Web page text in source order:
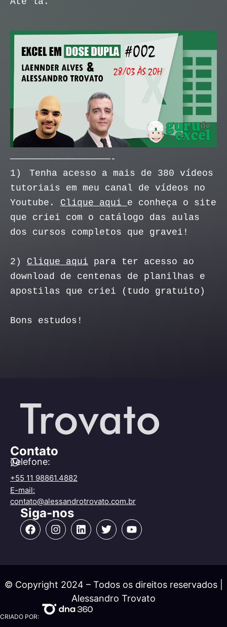
——————————————————-
1)
Tenha acesso a mais de 380 vídeos
tutoriais em meu canal de vídeos no
Youtube. Clique aqui e conheça o site
que criei com o catálogo das aulas
dos cursos completos que gravei!
2) Clique aqui para ter acesso ao
download de centenas de planilhas e
apostilas que criei (tudo gratuito)
Bons estudos!
Contato
Telefone:
+55 11 98861.4882
E-mail:
contato@alessandrotrovato.com.br
Siga-nos
© Copyright 2024 – Todos os direitos reservados |
Alessandro Trovato
CRIADO POR: